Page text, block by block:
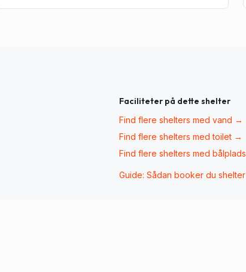
Faciliteter på dette shelter
Find flere shelters med vand →
Find flere shelters medtoilet →
Find flere shelters med bålplads
Guide: Sådan booker du